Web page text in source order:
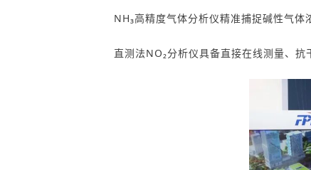
NH₃高精度气体分析仪精准捕捉碱性气体
直测法NO₂分析仪具备直接在线测量、抗